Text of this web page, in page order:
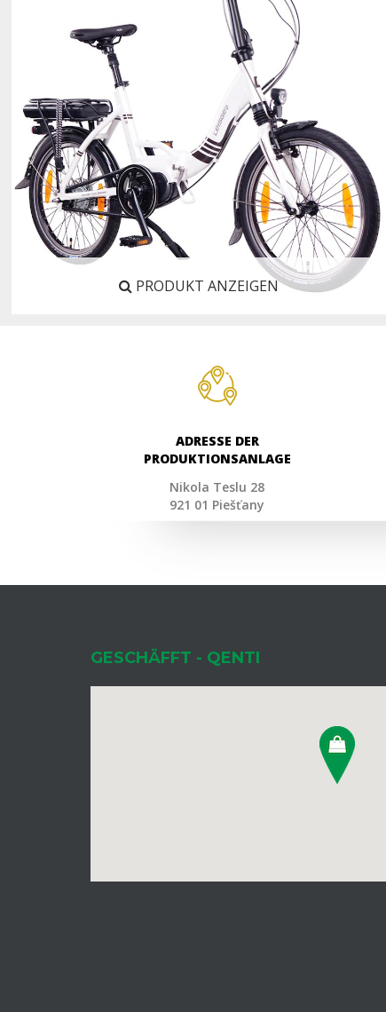
PRODUKT ANZEIGEN
ADRESSE DER
PRODUKTIONSANLAGE
Nikola Teslu 28
921 01 Piešťany
GESCHÄFFT - QENTI